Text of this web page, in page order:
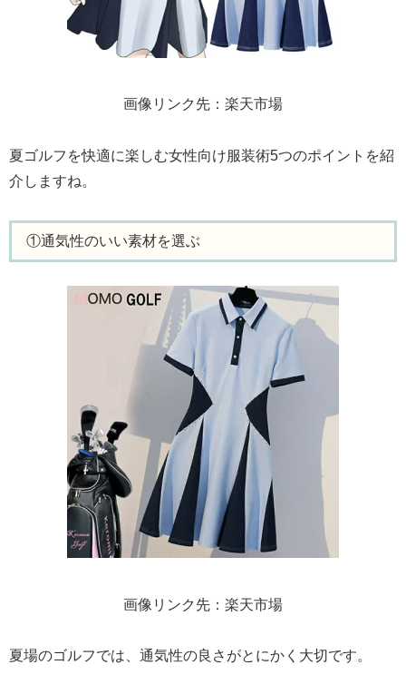
画像リンク先：楽天市場
夏ゴルフを快適に楽しむ女性向け服装術5つのポイントを紹
介しますね。
①通気性のいい素材を選ぶ
画像リンク先：楽天市場
夏場のゴルフでは、通気性の良さがとにかく大切です。